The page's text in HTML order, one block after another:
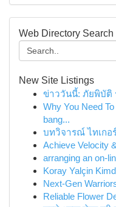
Web Directory Search
New Site Listings
ข่าววันนี้: ภัยพิบัติ
Why You Need
bang...
บทวิจารณ์ ไทเกอ
Achieve Velocity
arranging an on-
Koray Yalçin
Next-Gen
Reliable Flower